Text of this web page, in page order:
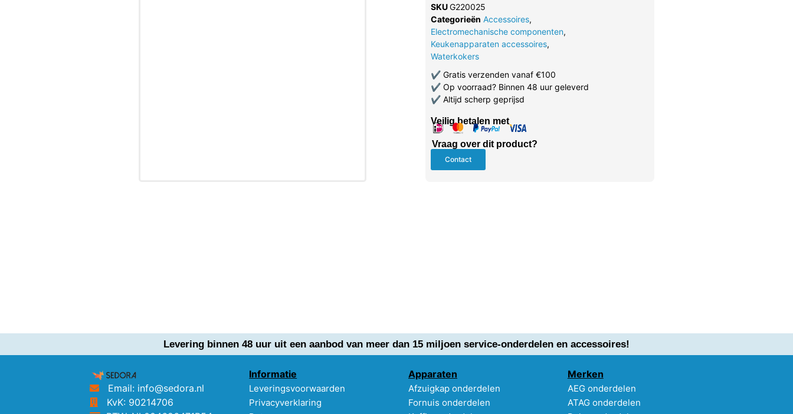
SKUG220025
Categorieën Accessoires,
Electromechanische componenten,
Keukenapparaten accessoires,
Waterkokers
✔Gratis verzenden vanaf €100
✔Op voorraad? Binnen 48 uur geleverd
✔Altijd scherp geprijsd
Veilig betalen met
Vraag over dit product?
Contact
Levering binnen 48 uur uit een aanbod van meer dan 15 miljoen service-onderdelen en accessoires!
Email: info@sedora.nl
KvK: 90214706
Informatie
Leveringsvoorwaarden
Privacyverklaring
Apparaten
Afzuigkap onderdelen
Fornuis onderdelen
Merken
AEG onderdelen
ATAG onderdelen